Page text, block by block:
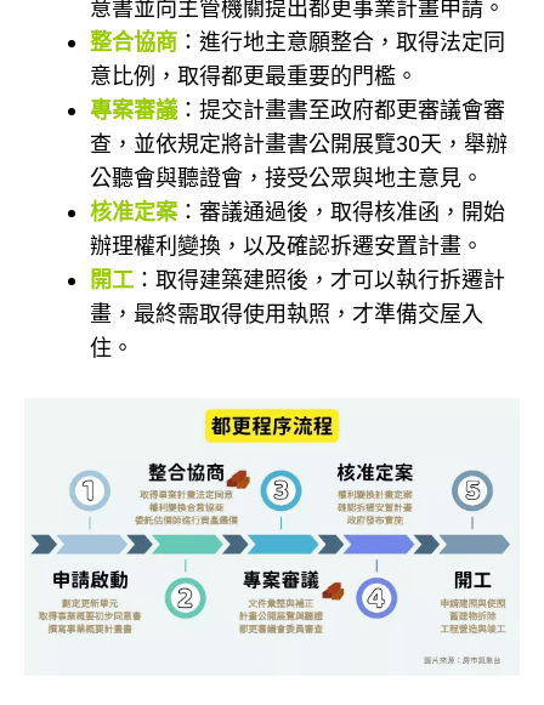
意書並向主管機關提出都更事業計畫申請。
整合協商 ：進行地主意願整合，取得法定同
意比例，取得都更最重要的門檻。
專案審議 ：提交計畫書至政府都更審議會審
查，並依規定將計畫書公開展覽30天，舉辦
公聽會與聽證會，接受公眾與地主意見。
核准定案 ：審議通過後，取得核准函，開始
辦理權利變換，以及確認拆遷安置計畫。
開工 ：取得建築建照後，才可以執行拆遷計
畫，最終需取得使用執照，才準備交屋入
住。